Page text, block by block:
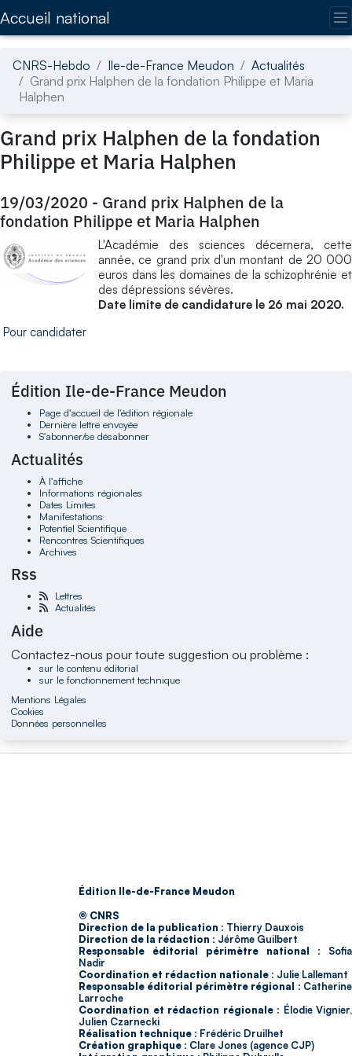
Accueil national
CNRS-Hebdo Ile-de-France Meudon
Actualités
Grand prix Halphen de la fondation Philippe et Maria
Halphen
Grand prix Halphen de la fondation
Philippe et Maria Halphen
19/03/2020 - Grand prix Halphen de la
fondation Philippe et Maria Halphen
L'Académie des sciences décernera, cette
année, ce grand prix d'un montant de 20 000
euros dans les domaines de la schizophrénie et
des dépressions sévères.
Date limite de candidature le 26 mai 2020.
Pour candidater
Édition Ile-de-France Meudon
Page d'accueil de l'édition régionale
Dernière lettre envoyée
S'abonner/se désabonner
Actualités
À l'affiche
Informations régionales
Dates Limites
Manifestations
Potentiel Scientifique
Rencontres Scientifiques
Archives
Rss
Lettres
Actualités
Aide
Contactez-nous pour toute suggestion ou problème :
sur le contenu éditorial
sur le fonctionnement technique
Mentions Légales
Cookies
Données personnelles
Édition Ile-de-France Meudon
© CNRS
Direction de la publication : Thierry Dauxois
Direction de la rédaction : Jérôme Guilbert
Responsable éditorial périmètre national : Sofia
Nadir
Coordination et rédaction nationale : Julie Lallemant
Responsable éditorial périmètre régional : Catherine
Larroche
Coordination et rédaction régionale : Élodie Vignier,
Julien Czarnecki
Réalisation technique : Frédéric Druilhet
Création graphique : Clare Jones (agence CJP)